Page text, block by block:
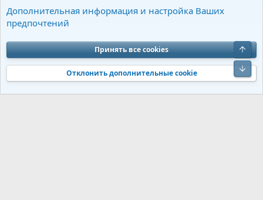
Cookies Charm by DCom
Обратная связь
Условия и правила
Политика конфиденциальности
Помощь
S
S
Community platform by XenForo® © 2010-2026 XenForo Ltd. Перевод от
Jumuro®|Media embeds via s9e/MediaSites
Дополнительная информация и настройка Ваших
предпочтений
Принять все cookies
Отклонить дополнительные cookie
Верх
Низ